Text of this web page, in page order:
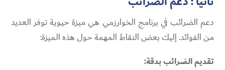
دعم الضرائب في برنامج الخوارزمي هي ميزة حيوية توفر العديد
من الفوائد. إليك بعض النقاط المهمة حول هذه الميزة:
تقديم الضرائب بدقة: